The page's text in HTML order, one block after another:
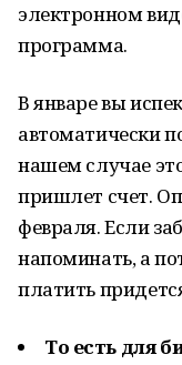
электронном
программа.
В январе вы
автоматически
нашем случае
пришлет счет.
февраля. Если
напоминать, а
платить
То есть для